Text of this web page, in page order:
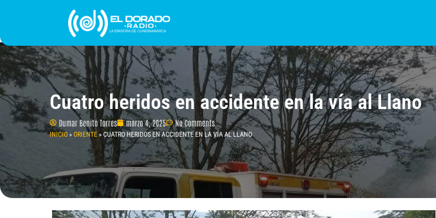
INICIO PROGRAMACIÓN ¿QUIÉNES SOMOS? NOTICIAS COLOMBIA BOGOTÁ INTERNACIONAL PROVINCIAS
Cuatro heridos en accidente en la vía al Llano
Dumar Benito Torres marzo 4, 2025 No Comments
INICIO »ORIENTE»CUATRO HERIDOS EN ACCIDENTE EN LA VÍA AL LLANO